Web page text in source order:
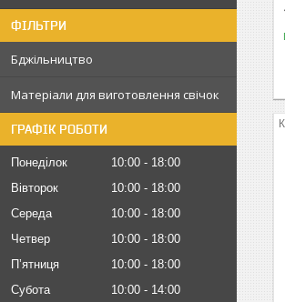
ФІЛЬТРИ
Бджільництво
Матеріали для виготовлення свічок
ГРАФІК РОБОТИ
Понеділок 10:00
18:00
Вівторок
10:00
18:00
Середа
10:00
18:00
Четвер
10:00
18:00
Пʼятниця
10:00
18:00
Субота
10:00
14:00